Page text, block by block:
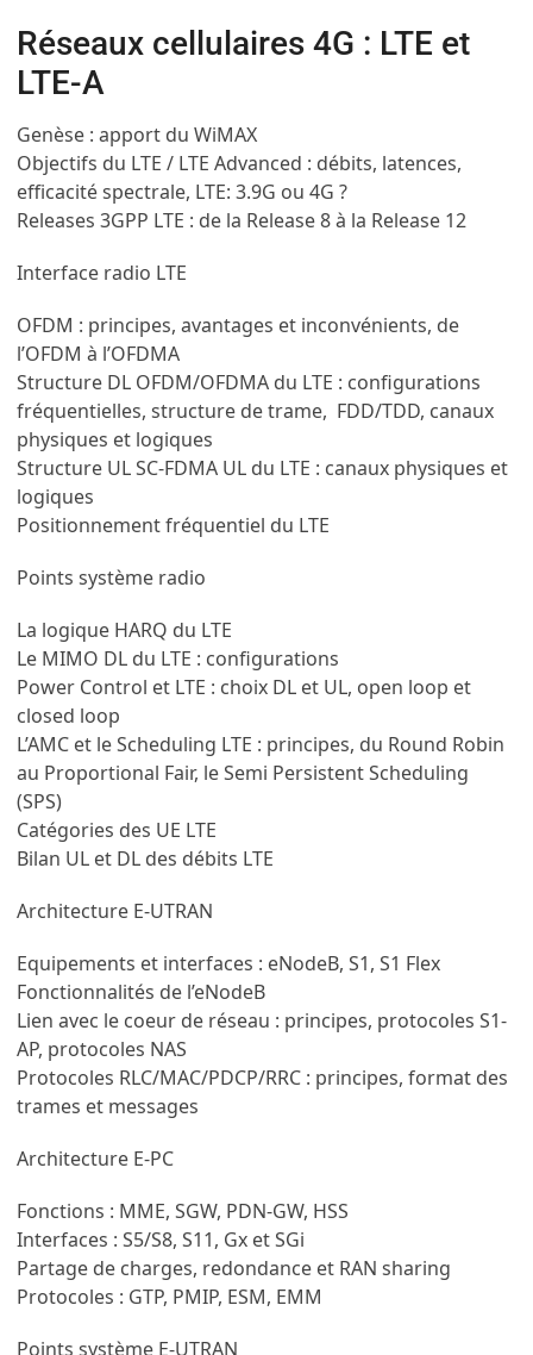
Réseaux cellulaires 4G : LTE et
LTE-A
Genèse : apport du WiMAX
Objectifs du LTE / LTE Advanced : débits, latences,
efficacité spectrale, LTE: 3.9G ou 4G ?
Releases 3GPP LTE : de la Release 8 à la Release 12
Interface radio LTE
OFDM : principes, avantages et inconvénients, de
l’OFDM à l’OFDMA
Structure DL OFDM/OFDMA du LTE : configurations
fréquentielles, structure de trame, FDD/TDD, canaux
physiques et logiques
Structure UL SC-FDMA UL du LTE : canaux physiques et
logiques
Positionnement fréquentiel du LTE
Points système radio
La logique HARQ du LTE
Le MIMO DL du LTE : configurations
Power Control et LTE : choix DL et UL, open loop et
closed loop
L’AMC et le Scheduling LTE : principes, du Round Robin
au Proportional Fair, le Semi Persistent Scheduling
(SPS)
Catégories des UE LTE
Bilan UL et DL des débits LTE
Architecture E-UTRAN
Equipements et interfaces : eNodeB, S1, S1 Flex
Fonctionnalités de l’eNodeB
Lien avec le coeur de réseau : principes, protocoles S1-
AP, protocoles NAS
Protocoles RLC/MAC/PDCP/RRC : principes, format des
trames et messages
Architecture E-PC
Fonctions : MME, SGW, PDN-GW, HSS
Interfaces : S5/S8, S11, Gx et SGi
Partage de charges, redondance et RAN sharing
Protocoles : GTP, PMIP, ESM, EMM
Points système E-UTRAN